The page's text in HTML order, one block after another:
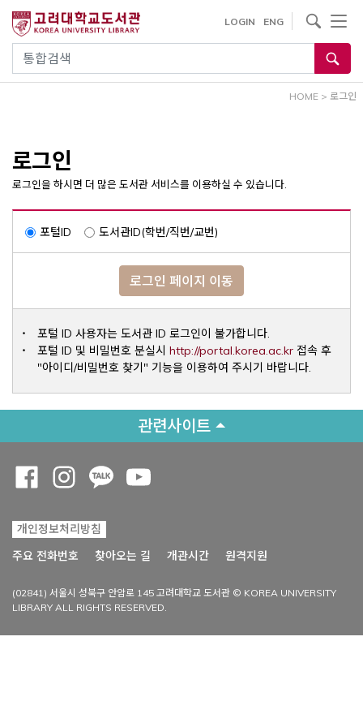
건
통합검색
LOGIN ENG
사이트내 검색
HOME > 로그인
로그인
로그인을 하시면 더 많은 도서관 서비스를 이용하실 수 있습니다.
포털ID 도서관ID(학번/직번/교번)
로그인 페이지 이동
포털 ID 사용자는 도서관 ID 로그인이 불가합니다.
포털 ID 및 비밀번호 분실시 http://portal.korea.ac.krOpens a
접속 후
"아이디/비밀번호 찾기" 기능을 이용하여 주시기 바랍니다.
관련사이트
개인정보처리방침
주요 전화번호
찾아오는 길 개관시간 원격지원
(02841) 서울시 성북구 안암로 145 고려대학교 도서관 © KOREA UNIVERSITY
LIBRARY ALL RIGHTS RESERVED.
Opens a new window
Opens a new window
Opens a new window